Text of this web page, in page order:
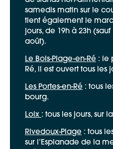
samedis matin sur le
tient également le
jours, de 19h à 23h
août).
Le Bois-Plage-en-Ré : le
Ré, il est ouvert tous les
Les Portes-en-Ré : tous
bourg.
Loix : tous les jours, sur
Rivedoux-Plage : tous
sur l’Esplanade de la